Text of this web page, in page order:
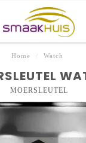
Home Watch
MOERSLEUTEL